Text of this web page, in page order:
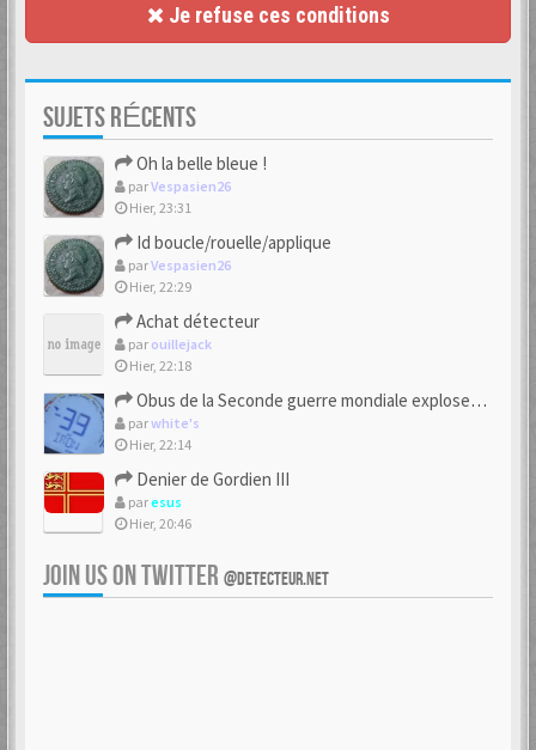
Je refuse ces conditions
SUJETS RÉCENTS
Oh la belle bleue !
parVespasien26
Hier, 23:31
Id boucle/rouelle/applique
parVespasien26
Hier, 22:29
Achat détecteur
par ouillejack
Hier, 22:18
Obus de la Seconde guerre mondiale explosent dans des champs.
parwhite's
Hier, 22:14
Denier de Gordien III
paresus
Hier, 20:46
JOIN US ON TWITTER @DETECTEUR.NET